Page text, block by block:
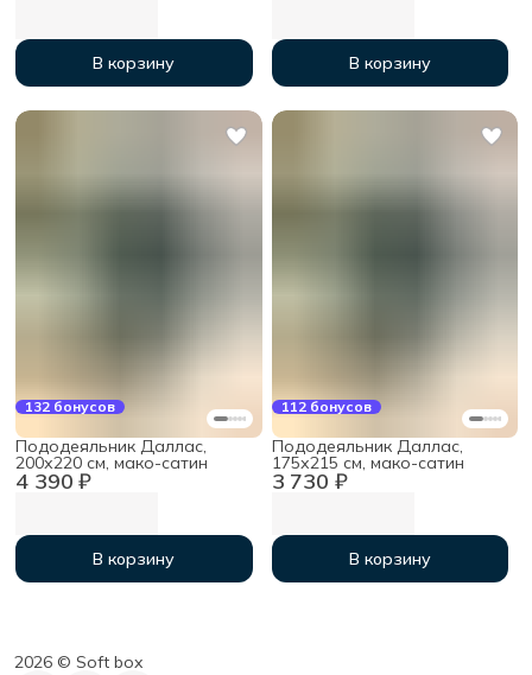
В корзину В корзину
132 бонусов
4 390 ₽
Пододеяльник Даллас,
200х220 см, мако-сатин
В корзину
112 бонусов
3 730 ₽
Пододеяльник Даллас,
175х215 см, мако-сатин
В корзину
2026 ©︎ Soft box